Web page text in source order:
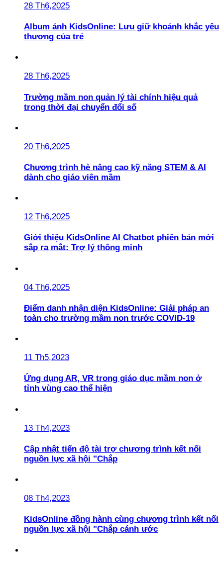
28 Th6,2025
Album ảnh KidsOnline: Lưu giữ khoảnh khắc yêu
thương của trẻ
28 Th6,2025
Trường mầm non quản lý tài chính hiệu quả
trong thời đại chuyển đổi số
20 Th6,2025
Chương trình hè nâng cao kỹ năng STEM & AI
dành cho giáo viên mầm
12 Th6,2025
Giới thiệu KidsOnline AI Chatbot phiên bản mới
sắp ra mắt: Trợ lý thông minh
04 Th6,2025
Điểm danh nhận diện KidsOnline: Giải pháp an
toàn cho trường mầm non trước COVID-19
11 Th5,2023
Ứng dụng AR, VR trong giáo dục mầm non ở
tỉnh vùng cao thể hiện
13 Th4,2023
Cập nhật tiến độ tài trợ chương trình kết nối
nguồn lực xã hội "Chắp
08 Th4,2023
KidsOnline đồng hành cùng chương trình kết nối
nguồn lực xã hội "Chắp cánh ước